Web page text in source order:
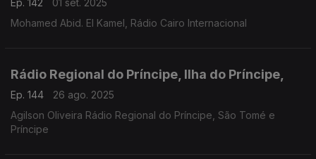
Ep. 142
01 set. 2025
Mohamed Abid. El Kamel, Rádio Cairo Internacional
Rádio Regional do Príncipe, Ilha do Príncipe,
Ep. 144
26 ago. 2025
Agilson Oliveira Rádio Regional do Príncipe, São Tomé e
Príncipe